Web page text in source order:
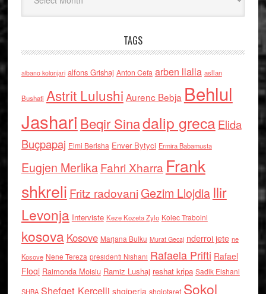
TAGS
albano kolonjari alfons Grishaj Anton Cefa arben llalla asllan
Bushati Astrit Lulushi Aurenc Bebja Behlul
Jashari Beqir Sinadalip grecaElida
Buçpapaj Elmi Berisha Enver Bytyci Ermira Babamusta
Eugjen MerlikaFahri Xharra Frank
shkreli Fritz radovaniGezim Llojdia Ilir
Levonja Interviste Keze Kozeta Zylo Kolec Traboini
kosova Kosove Marjana Bulku Murat Gecaj nderroi jete ne
Kosove Nene Tereza presidenti Nishani Rafaela Prifti Rafael
Floqi Raimonda Moisiu Ramiz Lushaj reshat kripa Sadik Elshani
SHBA Shefqet Kercelli shqiperia shqiptaret Sokol